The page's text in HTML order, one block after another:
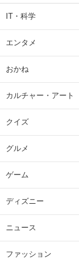
IT・科学
エンタメ
おかね
カルチャー・アート
クイズ
グルメ
ゲーム
ディズニー
ニュース
ファッション